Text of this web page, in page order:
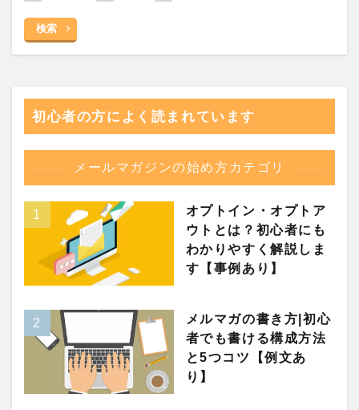
検索
初心者の方によく読まれています
メールマガジンの始め方カテゴリ
オプトイン・オプトア
ウトとは？初心者にも
わかりやすく解説しま
す【事例あり】
メルマガの書き方|初心
者でも書ける構成方法
と5つコツ【例文あ
り】